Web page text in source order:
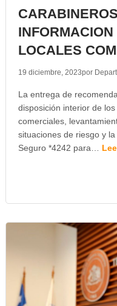
LOCALES
19 diciembre, 2023por
La entrega de
disposición interior de
comerciales,
situaciones de riesgo y
Seguro *4242 para…